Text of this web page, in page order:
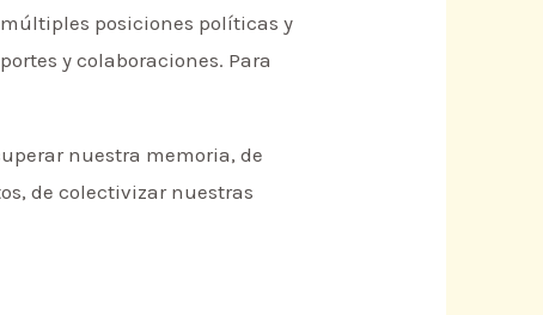
posiciones políticas y
y colaboraciones. Para
nuestra memoria, de
de colectivizar nuestras